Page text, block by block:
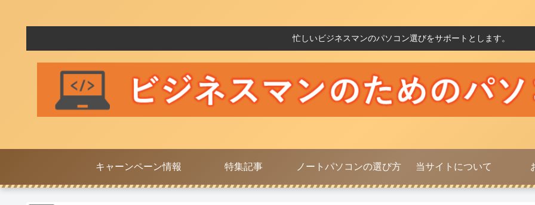
忙しいビジネスマンのパソコン選びをサポートとします。
キャーンペーン情報 特集記事 ノートパソコンの選び方 当サイトについて